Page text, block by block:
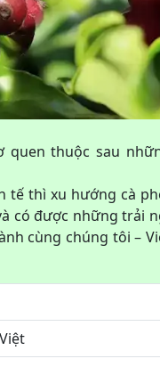
thuộc sau
tế thì xu hướng cà
có được những trải
cùng chúng tôi –